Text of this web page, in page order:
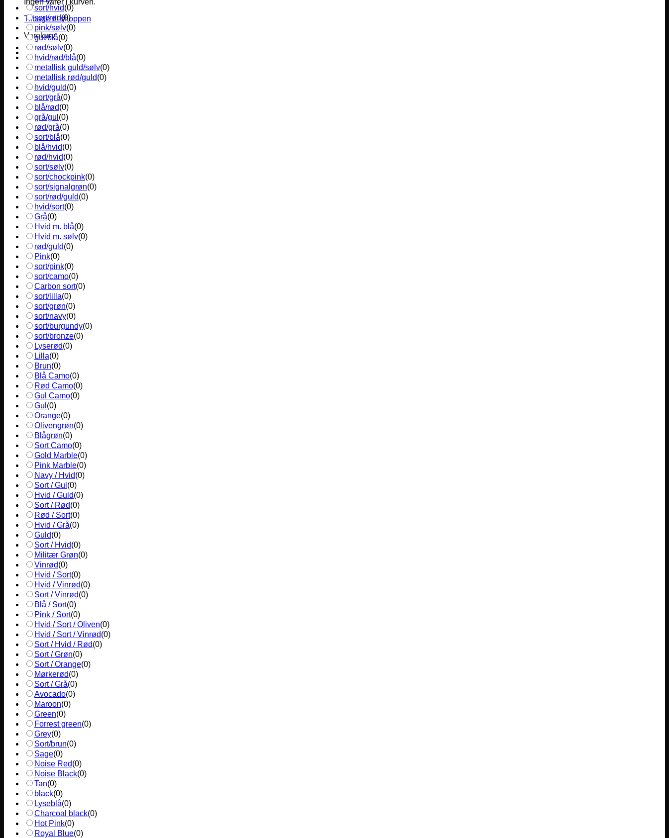
Ingen varer i kurven.
Tilbage til shoppen
Varekurv
sort/hvid(0)
sort/rød(0)
pink/sølv(0)
gul/blå(0)
rød/sølv(0)
hvid/rød/blå(0)
metallisk guld/sølv(0)
metallisk rød/guld(0)
hvid/guld(0)
sort/grå(0)
blå/rød(0)
grå/gul (0)
rød/grå(0)
sort/blå(0)
blå/hvid(0)
rød/hvid(0)
sort/sølv(0)
sort/chockpink(0)
sort/signalgrøn(0)
sort/rød/guld(0)
hvid/sort(0)
Grå(0)
Hvid m. blå(0)
Hvid m. sølv(0)
rød/guld(0)
Pink(0)
sort/pink(0)
sort/camo(0)
Carbon sort(0)
sort/lilla(0)
sort/grøn(0)
sort/navy(0)
sort/burgundy(0)
sort/bronze(0)
Lyserød(0)
Lilla(0)
Brun(0)
Blå Camo(0)
Rød Camo(0)
Gul Camo(0)
Gul (0)
Orange(0)
Olivengrøn(0)
Blågrøn(0)
Sort Camo(0)
Gold Marble(0)
Pink Marble(0)
Navy / Hvid(0)
Sort / Gul (0)
Hvid / Guld(0)
Sort / Rød(0)
Rød / Sort(0)
Hvid / Grå(0)
Guld(0)
Sort / Hvid(0)
Militær Grøn(0)
Vinrød(0)
Hvid / Sort(0)
Hvid / Vinrød(0)
Sort / Vinrød(0)
Blå / Sort(0)
Pink / Sort(0)
Hvid / Sort / Oliven(0)
Hvid / Sort / Vinrød(0)
Sort / Hvid / Rød(0)
Sort / Grøn(0)
Sort / Orange(0)
Mørkerød(0)
Sort / Grå(0)
Avocado(0)
Maroon(0)
Green(0)
Forrest green(0)
Grey(0)
Sort/brun(0)
Sage(0)
Noise Red(0)
Noise Black(0)
Tan(0)
black(0)
Lyseblå(0)
Charcoal black(0)
Hot Pink(0)
Royal Blue(0)